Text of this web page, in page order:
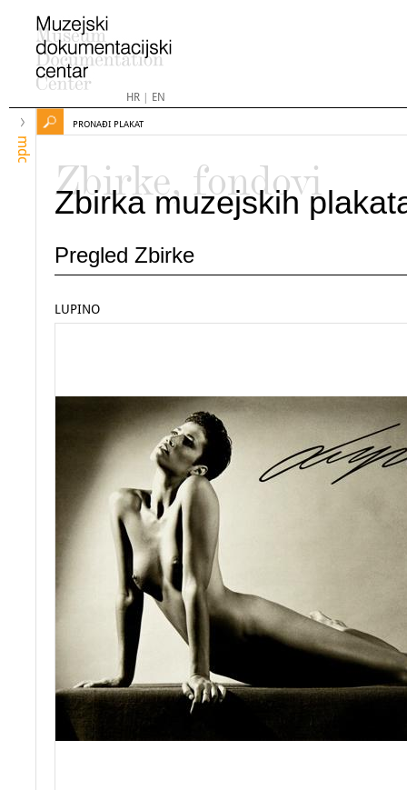
HR| EN
mdc
PRONAĐI PLAKAT
Zbirke, fondovi
Zbirka muzejskih
Pregled Zbirke
LUPINO